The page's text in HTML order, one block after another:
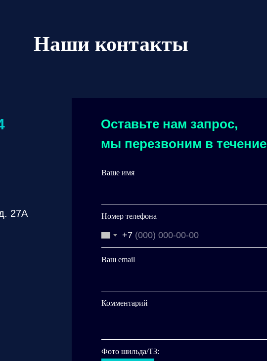
Наши контакты
Оставьте нам запрос,
мы перезвоним в
Ваше имя
Номер телефона
+7
Ваш email
Комментарий
Фото шильда/ТЗ:
27А